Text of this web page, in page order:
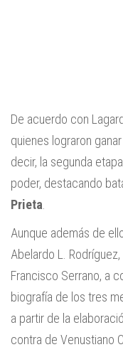
De acuerdo con
quienes lograron
decir, la segunda
poder, destacando
Prieta
Aunque además de
Abelardo L.
Francisco Serrano, a
biografía de los tres
a partir de la
contra de Venustiano